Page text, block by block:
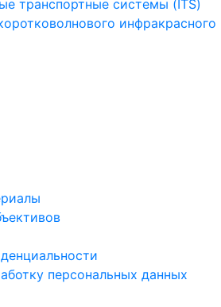
транспортные системы (ITS)
инфракрасного
персональных данных